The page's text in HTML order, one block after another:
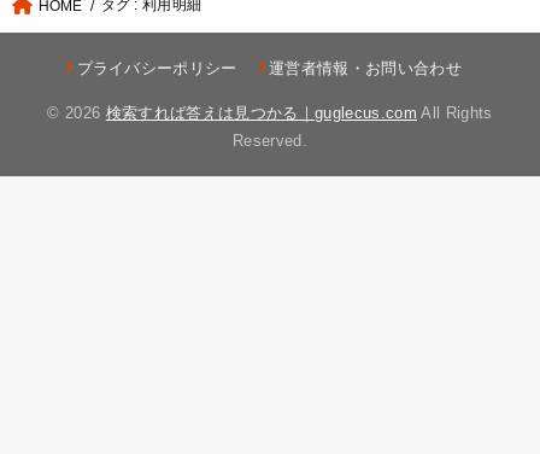
HOME タグ : 利用明細
プライバシーポリシー 運営者情報・お問い合わせ
© 2026 検索すれば答えは見つかる｜guglecus.com All Rights
Reserved.